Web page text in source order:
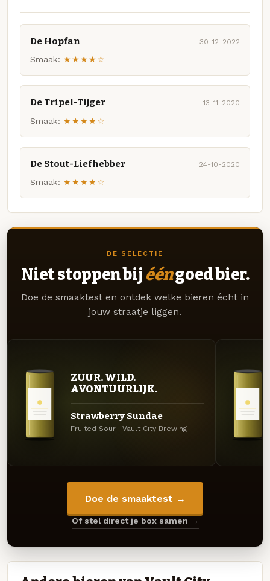
De Hopfan 30-12-2022
Smaak: ★★★★☆
De Tripel-Tijger 13-11-2020
Smaak: ★★★★☆
De Stout-Liefhebber 24-10-2020
Smaak: ★★★★☆
DE SELECTIE
Niet stoppen bij ééngoed bier.
Doe de smaaktest en ontdek welke bieren écht in
jouw straatje liggen.
ZUUR. WILD.
AVONTUURLIJK.
Strawberry Sundae
Fruited Sour · Vault City Brewing
Doe de smaaktest →
Of stel direct je box samen →